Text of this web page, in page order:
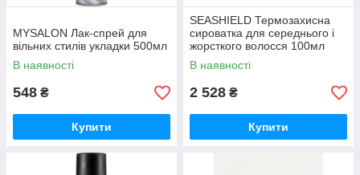
MYSALON Лак-спрей для
вільних стилів укладки 500мл
В наявності
548 ₴
Купити
SEASHIELD Термозахисна
сироватка для середнього і
жорсткого волосся 100мл
В наявності
2 528 ₴
Купити